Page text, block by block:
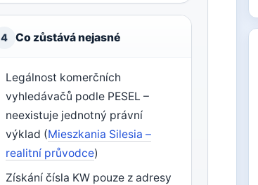
4 Co zůstává nejasné
Legálnost komerčních
vyhledávačů podle PESEL –
neexistuje jednotný právní
výklad (Mieszkania Silesia –
realitní průvodce)
Získání čísla KW pouze z adresy